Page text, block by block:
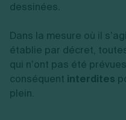
dessinées.
Dans la mesure où il
établie par décret,
qui n’ont pas été
conséquent interdites
plein.